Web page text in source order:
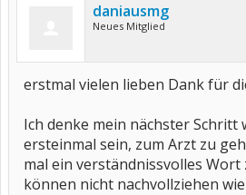
daniausmg
Neues Mitglied
erstmal vielen lieben Dank für
Ich denke mein nächster Schritt
ersteinmal sein, zum Arzt zu
mal ein verständnissvolles
können nicht nachvollziehen